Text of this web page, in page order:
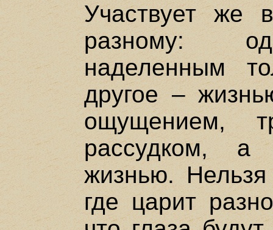
Участвует же
разному:
наделенным
другое –
ощущением,
рассудком, а
жизнью. Нельзя
где царит